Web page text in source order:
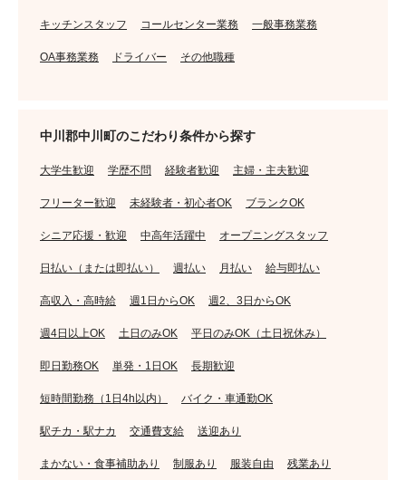
キッチンスタッフ コールセンター業務 一般事務業務
OA事務業務 ドライバー その他職種
中川郡中川町のこだわり条件から探す
大学生歓迎 学歴不問 経験者歓迎 主婦・主夫歓迎
フリーター歓迎 未経験者・初心者OK ブランクOK
シニア応援・歓迎 中高年活躍中 オープニングスタッフ
日払い（または即払い） 週払い 月払い 給与即払い
高収入・高時給 週1日からOK 週2、3日からOK
週4日以上OK 土日のみOK 平日のみOK（土日祝休み）
即日勤務OK 単発・1日OK 長期歓迎
短時間勤務（1日4h以内） バイク・車通勤OK
駅チカ・駅ナカ 交通費支給 送迎あり
まかない・食事補助あり 制服あり 服装自由 残業あり